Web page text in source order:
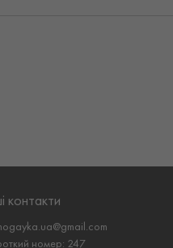
контакти
номер: 247